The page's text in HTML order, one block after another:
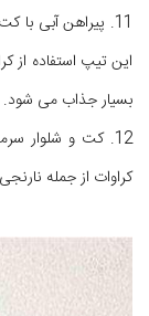
11. پیراهن آبی
این تیپ استفاده
بسیار جذاب می شود.
12. کت و شلوار
کراوات از جمله